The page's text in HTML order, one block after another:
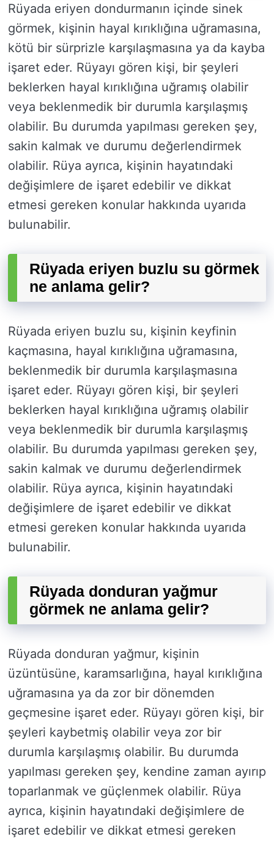
Rüyada eriyen dondurmanın içinde sinek
görmek, kişinin hayal kırıklığına uğramasına,
kötü bir sürprizle karşılaşmasına ya da kayba
işaret eder. Rüyayı gören kişi, bir şeyleri
beklerken hayal kırıklığına uğramış olabilir
veya beklenmedik bir durumla karşılaşmış
olabilir. Bu durumda yapılması gereken şey,
sakin kalmak ve durumu değerlendirmek
olabilir. Rüya ayrıca, kişinin hayatındaki
değişimlere de işaret edebilir ve dikkat
etmesi gereken konular hakkında uyarıda
bulunabilir.
Rüyada eriyen buzlu su görmek
ne anlama gelir?
Rüyada eriyen buzlu su, kişinin keyfinin
kaçmasına, hayal kırıklığına uğramasına,
beklenmedik bir durumla karşılaşmasına
işaret eder. Rüyayı gören kişi, bir şeyleri
beklerken hayal kırıklığına uğramış olabilir
veya beklenmedik bir durumla karşılaşmış
olabilir. Bu durumda yapılması gereken şey,
sakin kalmak ve durumu değerlendirmek
olabilir. Rüya ayrıca, kişinin hayatındaki
değişimlere de işaret edebilir ve dikkat
etmesi gereken konular hakkında uyarıda
bulunabilir.
Rüyada donduran yağmur
görmek ne anlama gelir?
Rüyada donduran yağmur, kişinin
üzüntüsüne, karamsarlığına, hayal kırıklığına
uğramasına ya da zor bir dönemden
geçmesine işaret eder. Rüyayı gören kişi, bir
şeyleri kaybetmiş olabilir veya zor bir
durumla karşılaşmış olabilir. Bu durumda
yapılması gereken şey, kendine zaman ayırıp
toparlanmak ve güçlenmek olabilir. Rüya
ayrıca, kişinin hayatındaki değişimlere de
işaret edebilir ve dikkat etmesi gereken